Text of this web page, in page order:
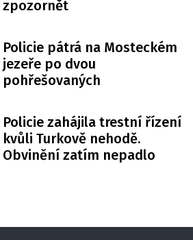
zpozornět
Policie pátrá na Mosteckém
jezeře po dvou
pohřešovaných
Policie zahájila trestní řízení
kvůli Turkově nehodě.
Obvinění zatím nepadlo